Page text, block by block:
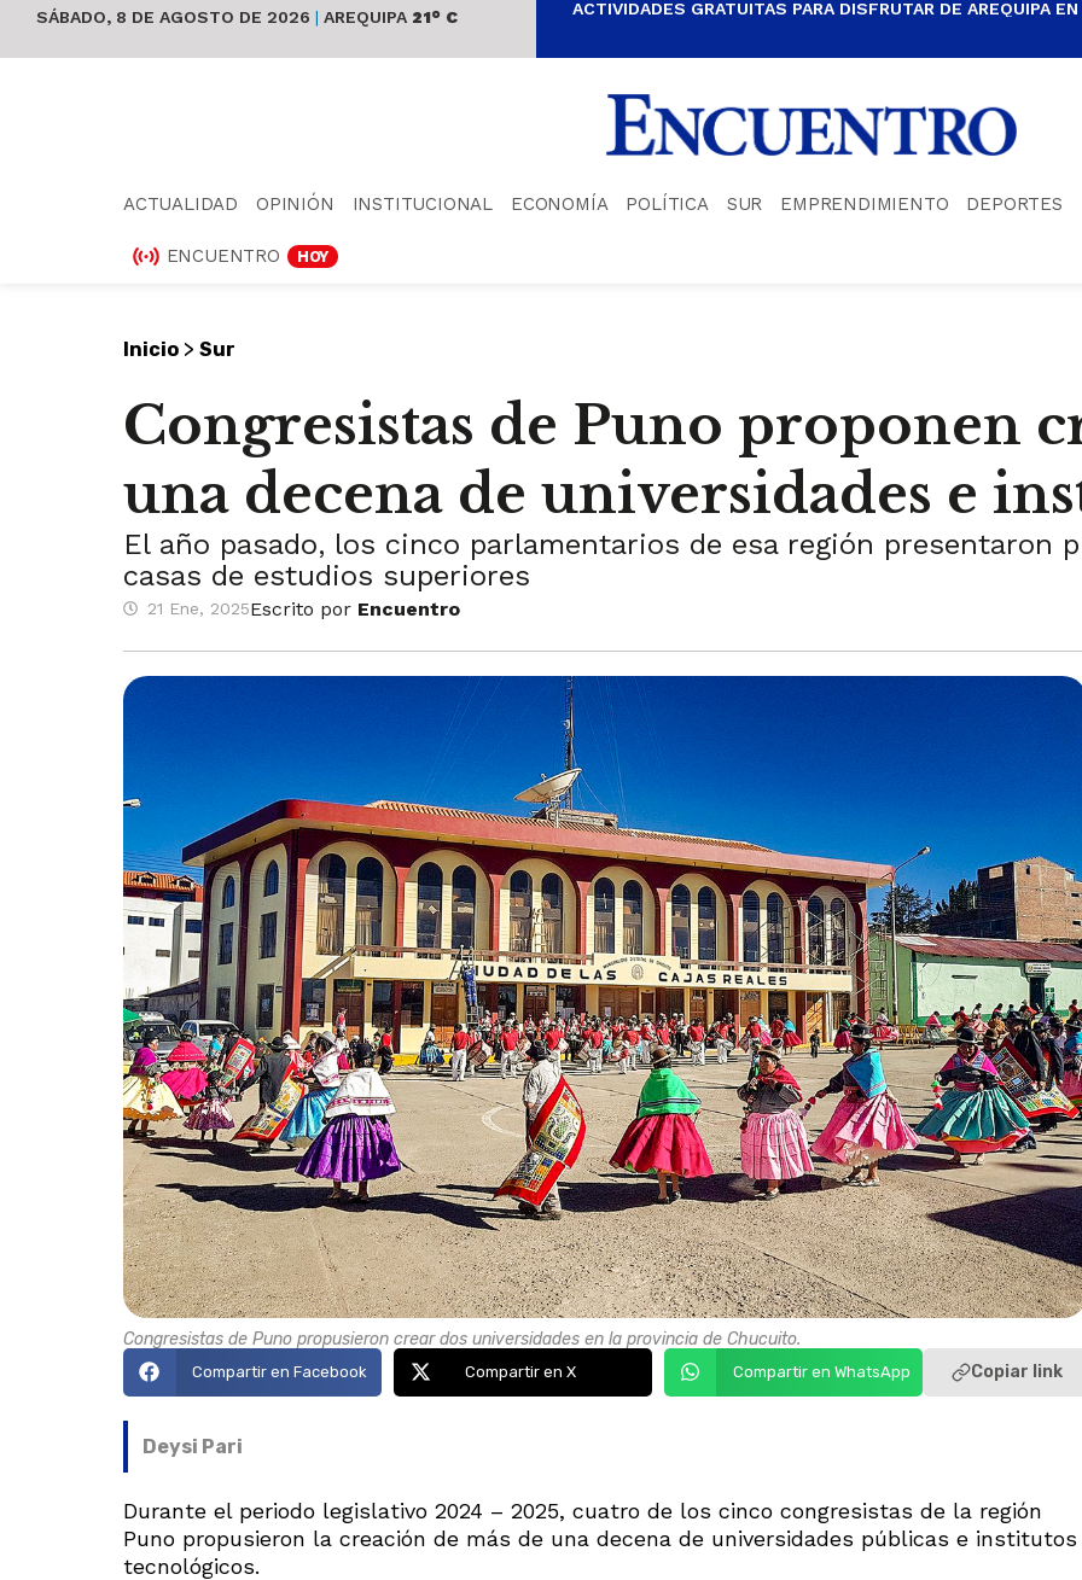
SÁBADO, 8 DE AGOSTO DE 2026 | AREQUIPA 21° C ACTIVIDADES GRATUITAS PARA DISFRUTAR DE AREQUIPA
ACTUALIDAD OPINIÓN INSTITUCIONAL ECONOMÍA POLÍTICA SUR EMPRENDIMIENTO DEPORTES
ENCUENTRO HOY
Inicio > Sur
Congresistas de Puno proponen
una decena de universidades e
El año pasado, los cinco parlamentarios de esa región presentaron
casas de estudios superiores
21 Ene, 2025Escrito por Encuentro
Congresistas de Puno propusieron crear dos universidades en la provincia de Chucuito.
Compartir en Facebook Compartir en X Compartir en WhatsApp Copiar link
Deysi Pari
Durante el periodo legislativo 2024 – 2025, cuatro de los cinco congresistas de la región
Puno propusieron la creación de más de una decena de universidades públicas e institutos
tecnológicos.